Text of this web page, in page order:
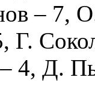
– 7,
Г.
– 4,Д.